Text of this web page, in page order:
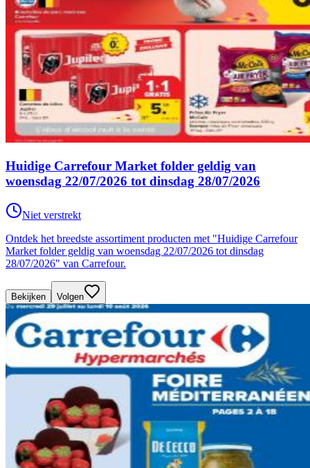
Huidige Carrefour Market folder geldig van
woensdag 22/07/2026 tot dinsdag 28/07/2026
Niet verstrekt
Ontdek het breedste assortiment producten met "Huidige Carrefour
Market folder geldig van woensdag 22/07/2026 tot dinsdag
28/07/2026" van Carrefour.
Bekijken Volgen